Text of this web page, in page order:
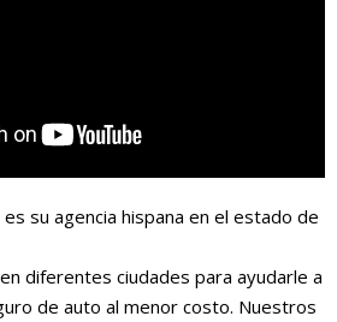
su agencia hispana en el estado de
diferentes ciudades para ayudarle a
de auto al menor costo. Nuestros